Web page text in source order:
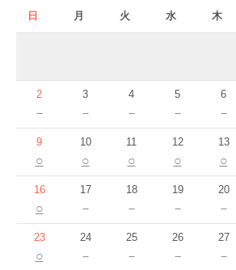
日 月 火 水 木
2
－
3
－
4
－
5
－
6
－
9
○
10
○
11
○
12
○
13
○
16
○
17
－
18
－
19
－
20
－
23
○
24
－
25
－
26
－
27
－